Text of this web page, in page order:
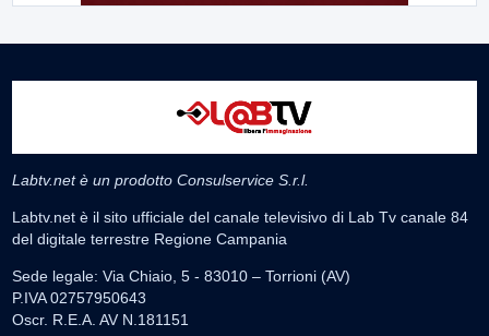
Labtv.net è un prodotto Consulservice S.r.l.
Labtv.net è il sito ufficiale del canale televisivo di Lab Tv canale 84
del digitale terrestre Regione Campania
Sede legale: Via Chiaio, 5 - 83010 – Torrioni (AV)
P.IVA 02757950643
Oscr. R.E.A. AV N.181151